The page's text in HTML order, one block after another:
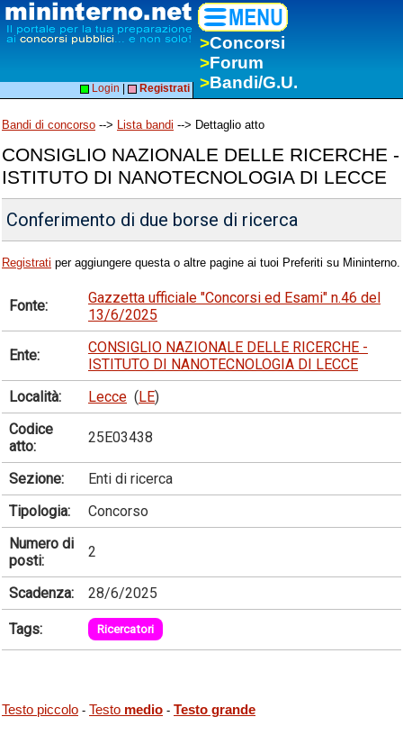
>Concorsi
>Forum
>Bandi/G.U.
Login Registrati
Bandi di concorso --> Lista bandi --> Dettaglio atto
CONSIGLIO NAZIONALE DELLE RICERCHE -
ISTITUTO DI NANOTECNOLOGIA DI LECCE
Conferimento di due borse di ricerca
Registrati per aggiungere questa o altre pagine ai tuoi Preferiti su Mininterno.
Fonte:
Gazzetta ufficiale "Concorsi ed Esami" n.46 del
13/6/2025
Ente:
CONSIGLIO NAZIONALE DELLE RICERCHE -
ISTITUTO DI NANOTECNOLOGIA DI LECCE
Località:
Lecce (LE)
Codice
atto:
25E03438
Sezione:
Enti di ricerca
Tipologia:
Concorso
Numero di
posti:
2
Scadenza: 28/6/2025
Tags: Ricercatori
Testo piccolo - Testo medio - Testo grande